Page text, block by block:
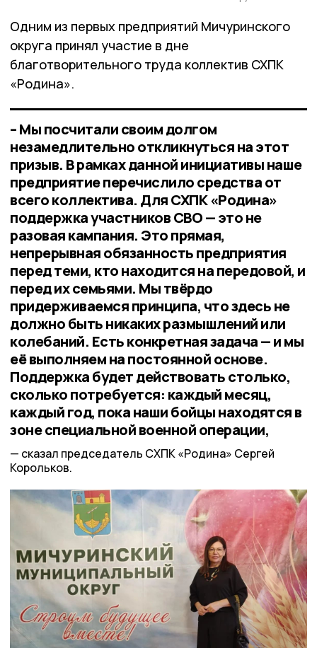
Одним из первых предприятий Мичуринского
округа принял участие в дне
благотворительного труда коллектив СХПК
«Родина».
– Мы посчитали своим долгом
незамедлительно откликнуться на этот
призыв. В рамках данной инициативы наше
предприятие перечислило средства от
всего коллектива. Для СХПК «Родина»
поддержка участников СВО — это не
разовая кампания. Это прямая,
непрерывная обязанность предприятия
перед теми, кто находится на передовой, и
перед их семьями. Мы твёрдо
придерживаемся принципа, что здесь не
должно быть никаких размышлений или
колебаний. Есть конкретная задача — и мы
её выполняем на постоянной основе.
Поддержка будет действовать столько,
сколько потребуется: каждый месяц,
каждый год, пока наши бойцы находятся в
зоне специальной военной операции,
сказал председатель СХПК «Родина» Сергей
Корольков.